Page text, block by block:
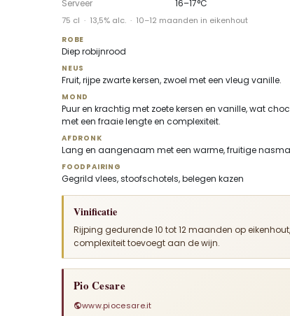
Serveer
16–17°C
75 cl · 13,5% alc. · 10–12 maanden in eikenhout
ROBE
Diep robijnrood
NEUS
Fruit, rijpe zwarte kersen, zwoel met een vleug vanille.
MOND
Puur en krachtig met zoete kersen en vanille, wat
met een fraaie lengte en complexiteit.
AFDRONK
Lang en aangenaam met een warme, fruitige
FOODPAIRING
Gegrild vlees, stoofschotels, belegen kazen
Vinificatie
Rijping gedurende 10 tot 12 maanden op
complexiteit toevoegt aan de wijn.
Pio Cesare
www.piocesare.it